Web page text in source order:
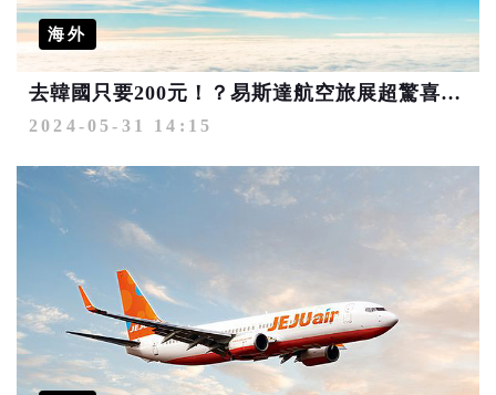
海外
去韓國只要200元！？易斯達航空旅展超驚喜優惠
2024-05-31 14:15